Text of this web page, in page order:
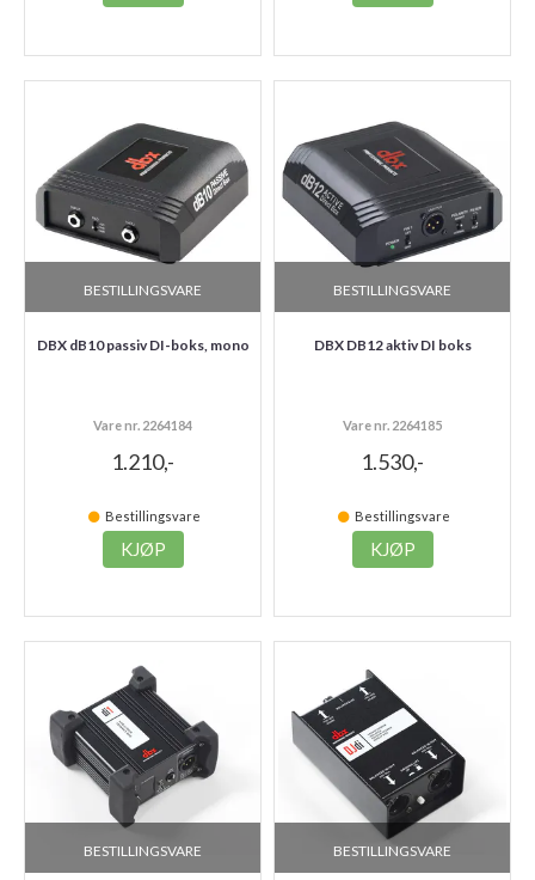
BESTILLINGSVARE
DBX dB10 passiv DI-boks, mono
Vare nr. 2264184
1.210,-
Bestillingsvare
KJØP
BESTILLINGSVARE
DBX DB12 aktiv DI boks
Vare nr. 2264185
1.530,-
Bestillingsvare
KJØP
BESTILLINGSVARE BESTILLINGSVARE